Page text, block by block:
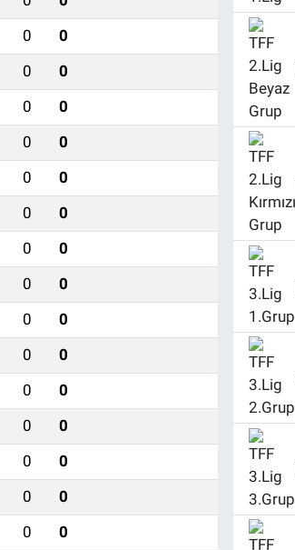
0
0
0
0
0
0
0
0
0
0
0
0
0
0
0
0
0
0
0
0
0
0
0
0
0
0
0
0
0 0